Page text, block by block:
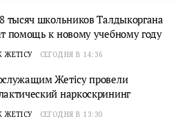
тысяч школьников Талдыкоргана
помощь к новому учебному году
ЖЕТІСУ СЕГОДНЯ В 14:36
Жетісу провели
наркоскрининг
ЖЕТІСУ СЕГОДНЯ В 13:30